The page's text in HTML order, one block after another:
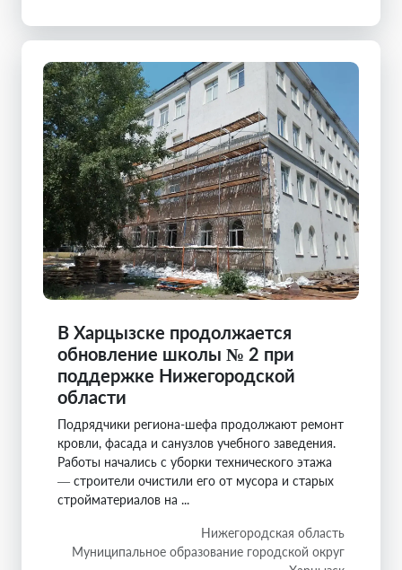
В Харцызске продолжается
обновление школы № 2 при
поддержке Нижегородской
области
Подрядчики региона-шефа продолжают ремонт
кровли, фасада и санузлов учебного заведения.
Работы начались с уборки технического этажа
— строители очистили его от мусора и старых
стройматериалов на ...
Нижегородская область
Муниципальное образование городской округ